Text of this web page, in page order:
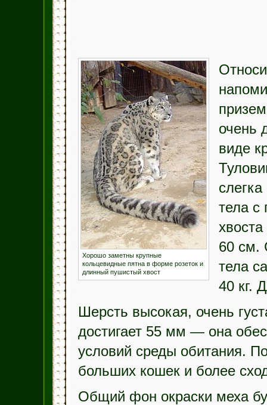
Хорошо заметны крупные
кольцевидные пятна в форме розеток и
длинный пушистый хвост
очень
виде
тела с
60 см.
тела
40 кг.
Шерсть высокая, очень
достигает 55 мм — она
условий среды обитания.
больших кошек и более
Общий фон окраски меха